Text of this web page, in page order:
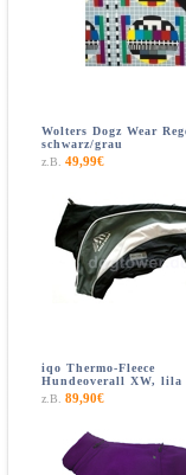
Wolters Dogz Wear
schwarz/grau
z.B. 49,99€
iqo Thermo-Fleece
Hundeoverall XW, lila
z.B. 89,90€